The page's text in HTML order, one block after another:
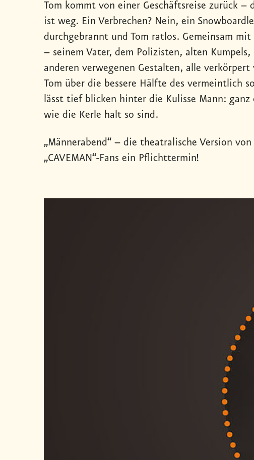
Tom kommt von einer Geschäftsreise zurück –
ist weg. Ein Verbrechen? Nein, ein
durchgebrannt und Tom ratlos. Gemeinsam
– seinem Vater, dem Polizisten, alten
anderen verwegenen Gestalten, alle
Tom über die bessere Hälfte des vermeintlich
lässt tief blicken hinter die Kulisse Mann: ganz
wie die Kerle halt so sind.
„Männerabend“ – die theatralische Version
„CAVEMAN“-Fans ein Pflichttermin!